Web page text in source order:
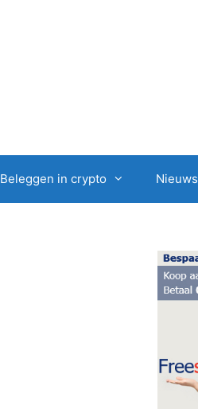
Beleggen in crypto Nieuws